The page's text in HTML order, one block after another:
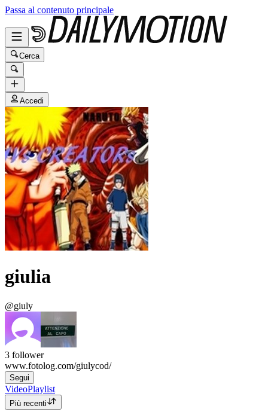
Passa al contenuto principale
Cerca
Accedi
giulia
@giuly
3 follower
www.fotolog.com/giulycod/
Segui
VideoPlaylist
Più recenti